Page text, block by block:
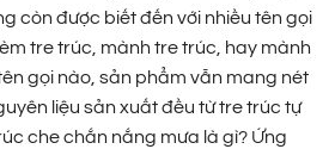
còn được biết đến với nhiều tên gọi
tre trúc, mành tre trúc, hay mành
gọi nào, sản phẩm vẫn mang nét
liệu sản xuất đều từ tre trúc tự
che chắn nắng mưa là gì? Ứng